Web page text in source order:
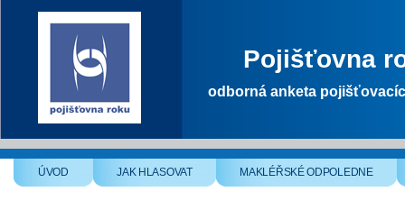
Pojišťovna
odborná anketa
ÚVOD JAK HLASOVAT MAKLÉŘSKÉ ODPOLEDNE